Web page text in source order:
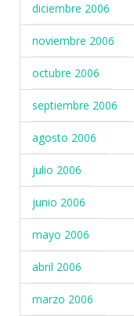
diciembre 2006
noviembre 2006
octubre 2006
septiembre 2006
agosto 2006
julio 2006
junio 2006
mayo 2006
abril 2006
marzo 2006